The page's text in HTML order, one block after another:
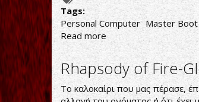
Tags:
Personal Computer Master
Read moreabout
Master
Boot
Record-
Personal
Computer
Rhapsody of Fire-
Το καλοκαίρι που μας πέρασε,